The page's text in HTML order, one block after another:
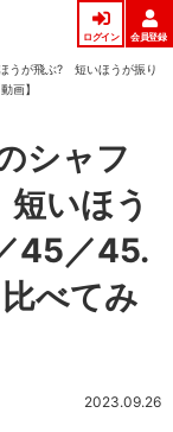
ログイン 会員登録
うが飛ぶ? 短いほうが振り
画】
シャフ
いほう
45／45.
べてみ
2023.09.26